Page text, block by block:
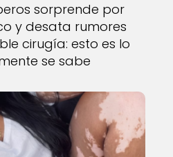
sorprende por
y desata rumores
cirugía: esto es lo
se sabe